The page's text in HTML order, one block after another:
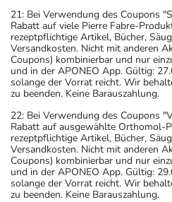
21: Bei Verwendung des Coupons
Rabatt auf viele Pierre Fabre-
rezeptpflichtige Artikel, Bücher,
Versandkosten. Nicht mit anderen
Coupons) kombinierbar und nur
und in der APONEO App. Gültig:
solange der Vorrat reicht. Wir
zu beenden. Keine Barauszahlung.
22: Bei Verwendung des Coupons
Rabatt auf ausgewählte Orthomol-
rezeptpflichtige Artikel, Bücher,
Versandkosten. Nicht mit anderen
Coupons) kombinierbar und nur
und in der APONEO App. Gültig:
solange der Vorrat reicht. Wir
zu beenden. Keine Barauszahlung.